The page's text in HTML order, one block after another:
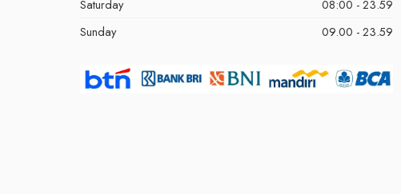
Saturday
08:00 - 23.59
Sunday
09.00 - 23.59